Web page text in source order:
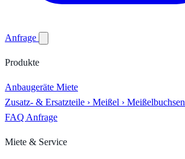
Anfrage
Produkte
Anbaugeräte Miete
Zusatz- & Ersatzteile › Meißel › Meißelbuchsen
FAQ Anfrage
Miete & Service